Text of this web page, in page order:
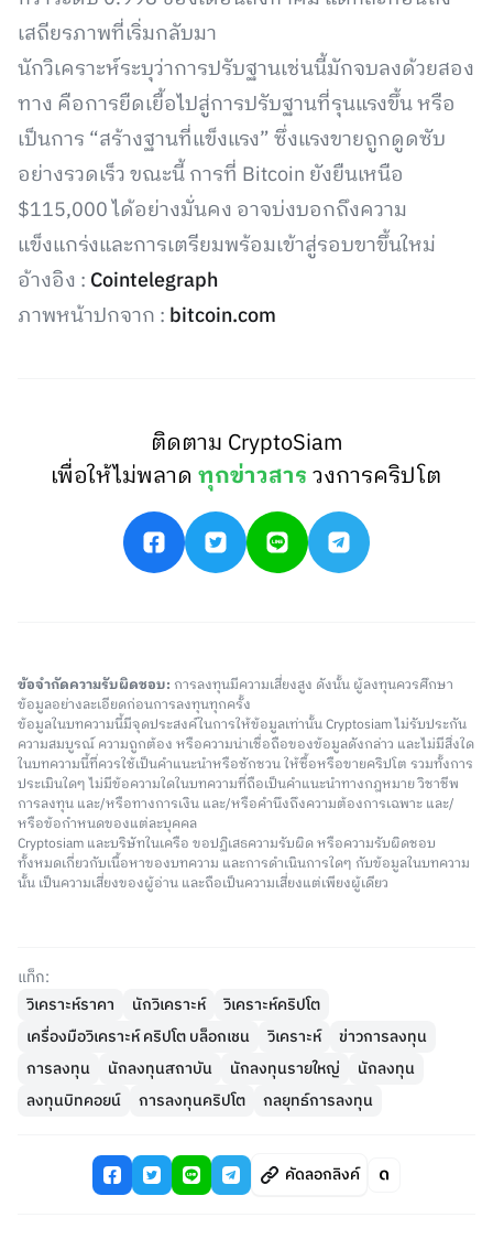
เสถียรภาพที่เริ่มกลับมา
นักวิเคราะห์ระบุว่าการปรับฐานเช่นนี้มักจบลงด้วยสอง
ทาง คือการยืดเยื้อไปสู่การปรับฐานที่รุนแรงขึ้น หรือ
เป็นการ “สร้างฐานที่แข็งแรง” ซึ่งแรงขายถูกดูดซับ
อย่างรวดเร็ว ขณะนี้ การที่ Bitcoin ยังยืนเหนือ
$115,000 ได้อย่างมั่นคง อาจบ่งบอกถึงความ
แข็งแกร่งและการเตรียมพร้อมเข้าสู่รอบขาขึ้นใหม่
อ้างอิง : Cointelegraph
ภาพหน้าปกจาก : bitcoin.com
ติดตาม CryptoSiam
เพื่อให้ไม่พลาดทุกข่าวสารวงการคริปโต
ข้อจำกัดความรับผิดชอบ: การลงทุนมีความเสี่ยงสูง ดังนั้น ผู้ลงทุนควรศึกษา
ข้อมูลอย่างละเอียดก่อนการลงทุนทุกครั้ง
ข้อมูลในบทความนี้มีจุดประสงค์ในการให้ข้อมูลเท่านั้น Cryptosiam ไม่รับประกัน
ความสมบูรณ์ ความถูกต้อง หรือความน่าเชื่อถือของข้อมูลดังกล่าว และไม่มีสิ่งใด
ในบทความนี้ที่ควรใช้เป็นคำแนะนำหรือชักชวน ให้ซื้อหรือขายคริปโต รวมทั้งการ
ประเมินใดๆ ไม่มีข้อความใดในบทความที่ถือเป็นคำแนะนำทางกฎหมาย วิชาชีพ
การลงทุน และ/หรือทางการเงิน และ/หรือคำนึงถึงความต้องการเฉพาะ และ/
หรือข้อกำหนดของแต่ละบุคคล
Cryptosiam และบริษัทในเครือ ขอปฏิเสธความรับผิด หรือความรับผิดชอบ
ทั้งหมดเกี่ยวกับเนื้อหาของบทความ และการดำเนินการใดๆ กับข้อมูลในบทความ
นั้น เป็นความเสี่ยงของผู้อ่าน และถือเป็นความเสี่ยงแต่เพียงผู้เดียว
แท็ก:
วิเคราะห์ราคา
นักวิเคราะห์
วิเคราะห์คริปโต
เครื่องมือวิเคราะห์ คริปโต บล็อกเชน
วิเคราะห์
ข่าวการลงทุน
การลงทุน
นักลงทุนสถาบัน นักลงทุนรายใหญ่
นักลงทุน
ลงทุนบิทคอยน์
การลงทุนคริปโต กลยุทธ์การลงทุน
คัดลอกลิงค์